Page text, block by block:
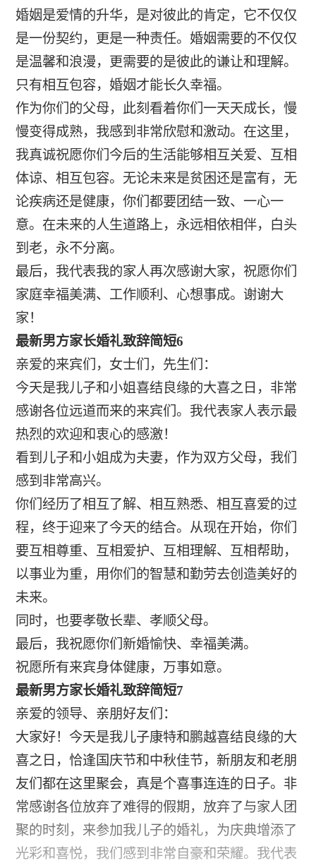
婚姻是爱情的升华，是对彼此的肯定，它不仅仅
是一份契约，更是一种责任。婚姻需要的不仅仅
是温馨和浪漫，更需要的是彼此的谦让和理解。
只有相互包容，婚姻才能长久幸福。
作为你们的父母，此刻看着你们一天天成长，慢
慢变得成熟，我感到非常欣慰和激动。在这里，
我真诚祝愿你们今后的生活能够相互关爱、互相
体谅、相互包容。无论未来是贫困还是富有，无
论疾病还是健康，你们都要团结一致、一心一
意。在未来的人生道路上，永远相依相伴，白头
到老，永不分离。
最后，我代表我的家人再次感谢大家，祝愿你们
家庭幸福美满、工作顺利、心想事成。谢谢大
家！
最新男方家长婚礼致辞简短6
亲爱的来宾们，女士们，先生们：
今天是我儿子和小姐喜结良缘的大喜之日，非常
感谢各位远道而来的来宾们。我代表家人表示最
热烈的欢迎和衷心的感激！
看到儿子和小姐成为夫妻，作为双方父母，我们
感到非常高兴。
你们经历了相互了解、相互熟悉、相互喜爱的过
程，终于迎来了今天的结合。从现在开始，你们
要互相尊重、互相爱护、互相理解、互相帮助，
以事业为重，用你们的智慧和勤劳去创造美好的
未来。
同时，也要孝敬长辈、孝顺父母。
最后，我祝愿你们新婚愉快、幸福美满。
祝愿所有来宾身体健康，万事如意。
最新男方家长婚礼致辞简短7
亲爱的领导、亲朋好友们：
大家好！今天是我儿子康特和鹏越喜结良缘的大
喜之日，恰逢国庆节和中秋佳节，新朋友和老朋
友们都在这里聚会，真是个喜事连连的日子。非
常感谢各位放弃了难得的假期，放弃了与家人团
聚的时刻，来参加我儿子的婚礼，为庆典增添了
光彩和喜悦，我们感到非常自豪和荣耀。我代表